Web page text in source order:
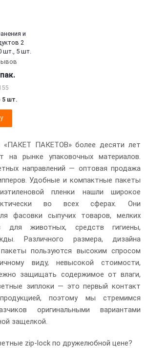
и
2
шт., 5 шт.
5 шт.
«ПАКЕТ ПАКЕТОВ» более десяти лет
на рынке упаковочных материалов.
направлений — оптовая продажа
Удобные и компактные пакеты
пленки нашли широкое
во всех сферах. Они
фасовки сыпучих товаров, мелких
для животных, средств гигиены,
Различного размера, дизайна
пользуются высоким спросом
виду, невысокой стоимости,
защищать содержимое от влаги,
зиплоки — это первый контакт
поэтому мы стремимся
оригинальными вариантами
защелкой.
zip-lock по дружелюбной цене?